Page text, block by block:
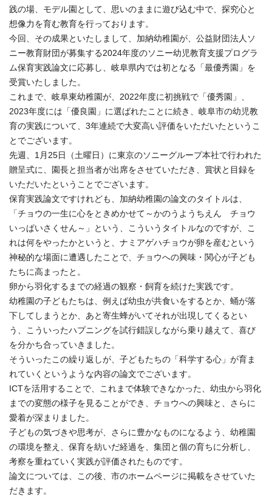
践の場、モデル園として、思いのままに遊び込む中で、探究心と
想像力を育む教育を行っております。
今回、その成果といたしまして、加納幼稚園が、公益財団法人ソ
ニー教育財団が募集する2024年度のソニー幼児教育支援プログラ
ム保育実践論文に応募し、岐阜県内では初となる「最優秀園」を
受賞いたしました。
これまで、岐阜東幼稚園が、2022年度に初挑戦で「優秀園」、
2023年度には「優良園」に選ばれたことに続き、岐阜市の幼児教
育の実践について、3年連続で大変高い評価をいただいたというこ
とでございます。
先週、1月25日（土曜日）に東京のソニーグループ本社で行われた
贈呈式に、園長と担当者が出席をさせていただき、賞状と目録を
いただいたということでございます。
保育実践論文ですけれども、加納幼稚園の論文のタイトルは、
「チョウの一生に心をときめかせて～かのうようちえん チョウ
いっぱいさくせん～」という、こういうタイトルなのですが、こ
れは何をやったかというと、ナミアゲハチョウが卵を産むという
神秘的な場面に遭遇したことで、チョウへの興味・関心が子ども
たちに高まったと。
卵から羽化するまでの経過の観察・飼育を続けた実践です。
幼稚園の子どもたちは、例えば幼虫が共食いをするとか、蛹が落
下してしまうとか、あと寄生蜂がいてそれが出現してくるとい
う、こういったハプニングを試行錯誤しながら乗り越えて、喜び
を分かち合っていきました。
そういったこの繰り返しが、子どもたちの「科学する心」が育ま
れていくというような内容の論文でございます。
ICTを活用することで、これまで体験できなかった、幼虫から羽化
までの変態の様子を見ることができ、チョウへの興味と、さらに
愛着が深まりました。
子どもの気づきや思考が、さらに豊かなものになるよう、幼稚園
の環境を整え、保育を紡いだ経過を、集団と個の育ちに分析し、
考察を重ねていく実践が評価されたものです。
論文については、この後、市のホームページに掲載をさせていた
だきます。